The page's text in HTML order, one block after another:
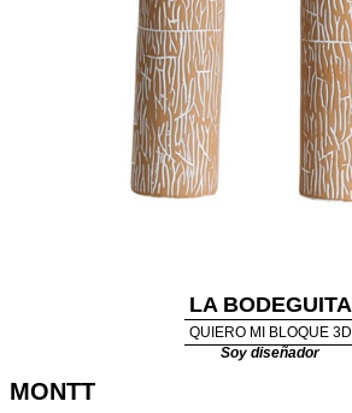
LA BODEGUITA
QUIERO MI BLOQUE 3D
Soy diseñador
MONTT